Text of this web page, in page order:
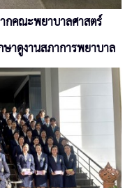
กคณะพยาบาลศาสตร์
าดูงานสภาการพยาบาล